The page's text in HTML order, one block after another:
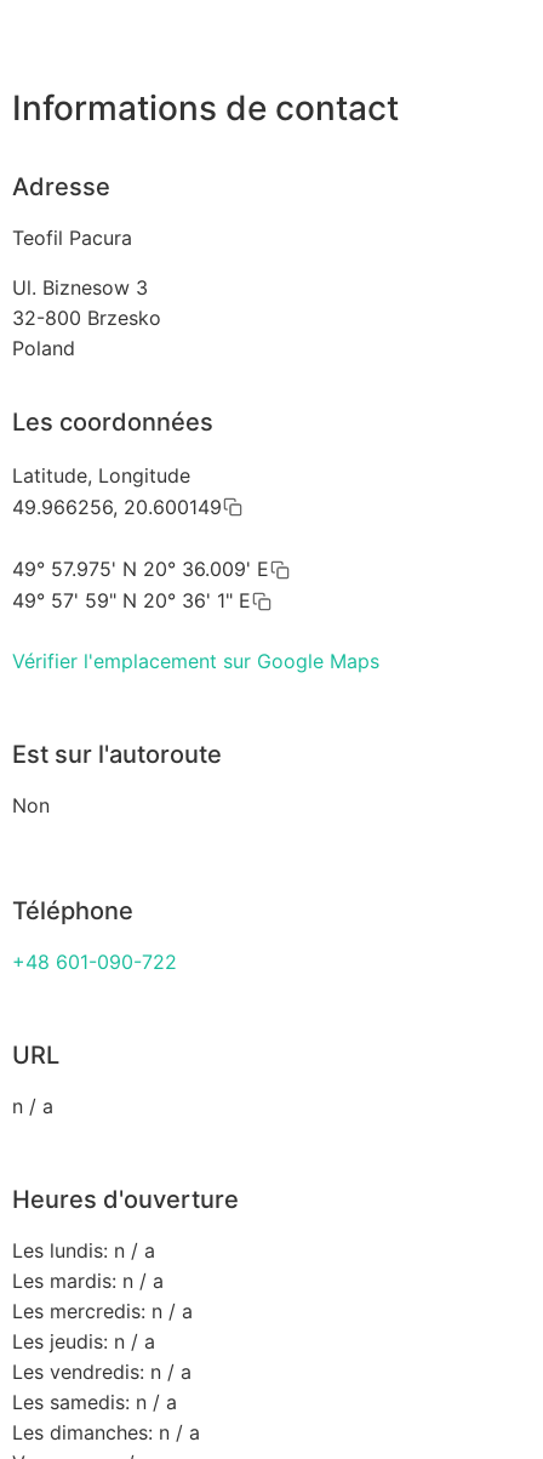
Informations de contact
Adresse
Teofil Pacura
Ul. Biznesow 3
32-800 Brzesko
Poland
Les coordonnées
Latitude, Longitude
49.966256, 20.600149
49° 57.975' N 20° 36.009' E
49° 57' 59" N 20° 36' 1" E
Vérifier l'emplacement sur Google Maps
Est sur l'autoroute
Non
Téléphone
+48 601-090-722
URL
n / a
Heures d'ouverture
Les lundis: n / a
Les mardis: n / a
Les mercredis: n / a
Les jeudis: n / a
Les vendredis: n / a
Les samedis: n / a
Les dimanches: n / a